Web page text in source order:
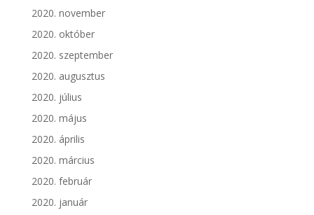
2020. november
2020. október
2020. szeptember
2020. augusztus
2020. július
2020. május
2020. április
2020. március
2020. február
2020. január